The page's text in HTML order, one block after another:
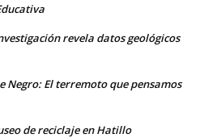
revela datos geológicos
Negro: El terremoto que pensamos
de reciclaje en Hatillo